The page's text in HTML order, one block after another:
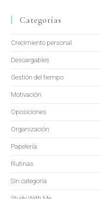
Categorías
Crecimiento personal
Descargables
Gestión del tiempo
Motivación
Oposiciones
Organización
Papelería
Rutinas
Sin categoría